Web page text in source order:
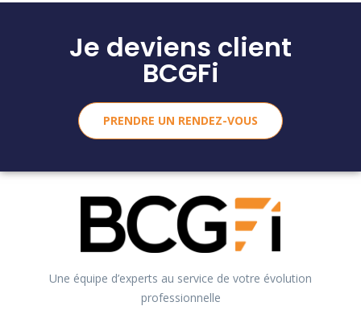
Je deviens client
BCGFi
PRENDRE UN RENDEZ-VOUS
Une équipe d’experts au service de votre évolution
professionnelle